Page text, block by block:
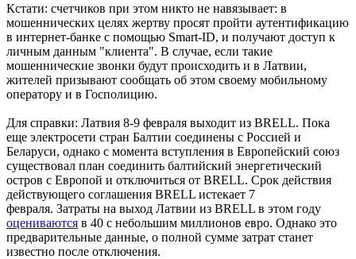
Кстати: счетчиков при этом никто не навязывает: в
мошеннических целях жертву просят пройти аутентификацию
в интернет-банке с помощью Smart-ID, и получают доступ к
личным данным "клиента". В случае, если такие
мошеннические звонки будут происходить и в Латвии,
жителей призывают сообщать об этом своему мобильному
оператору и в Госполицию.
Для справки: Латвия 8-9 февраля выходит из BRELL. Пока
еще электросети стран Балтии соединены с Россией и
Беларуси, однако с момента вступления в Европейский союз
существовал план соединить балтийский энергетический
остров с Европой и отключиться от BRELL. Срок действия
действующего соглашения BRELL истекает 7
февраля. Затраты на выход Латвии из BRELL в этом году
оцениваются в 40 с небольшим миллионов евро. Однако это
предварительные данные, о полной сумме затрат станет
известно после отключения.